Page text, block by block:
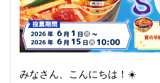
みなさん、こんにちは！☀️